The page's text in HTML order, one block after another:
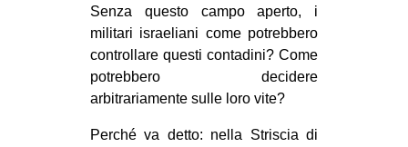
Senza questo campo aperto, i
militari israeliani come potrebbero
controllare questi contadini? Come
potrebbero decidere
arbitrariamente sulle loro vite?
Perché va detto: nella Striscia di